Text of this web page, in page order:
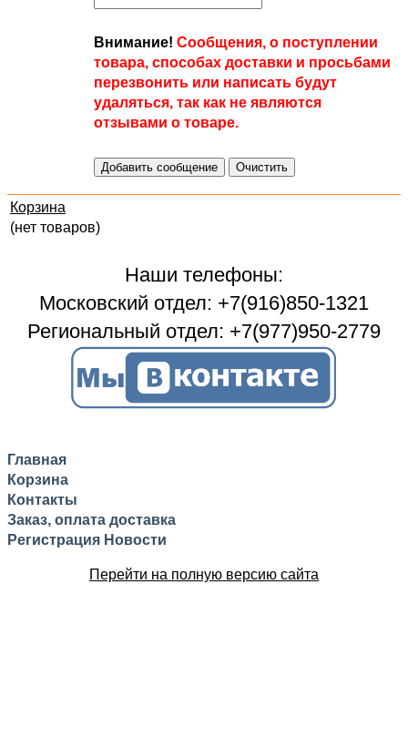
Внимание! Сообщения, о поступлении
товара, способах доставки и просьбами
перезвонить или написать будут
удаляться, так как не являются
отзывами о товаре.
Корзина
(нет товаров)
Наши телефоны:
Московский отдел: +7(916)850-1321
Региональный отдел: +7(977)950-2779
Главная
Корзина
Контакты
Заказ, оплата доставка
Регистрация Новости
Перейти на полную версию сайта